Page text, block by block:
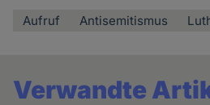
Aufruf Antisemitismus
Verwandte